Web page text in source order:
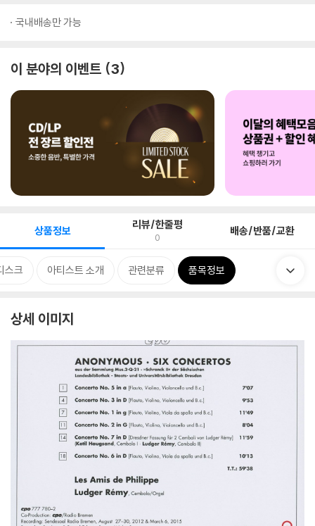
국내배송만 가능
이 분야의 이벤트 3
상품정보 리뷰/한줄평
0 배송/반품/교환
스크 아티스트 소개 관련분류 품목정보
상세 이미지